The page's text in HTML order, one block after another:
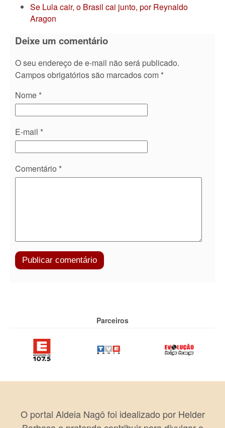
Se Lula cair, o Brasil cai junto, por Reynaldo
Aragon
Deixe um comentário
O seu endereço de e-mail não será publicado.
Campos obrigatórios são marcados com *
Nome *
E-mail *
Comentário *
Parceiros
O portal Aldeia Nagô foi idealizado por Helder